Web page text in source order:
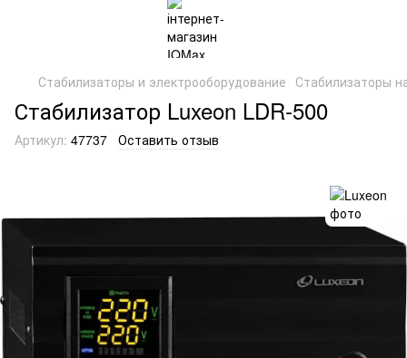
Стабилизаторы и электрооборудование Стабилизаторы
Стабилизатор Luxeon LDR-500
Артикул: 47737 Оставить отзыв